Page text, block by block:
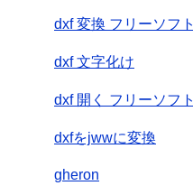
dxf 変換 フリーソフト
dxf 文字化け
dxf 開く フリーソフト
dxfをjwwに変換
gheron